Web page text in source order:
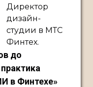
Директор
дизайн-
студии в МТС
Финтех.
до
в Финтехе»